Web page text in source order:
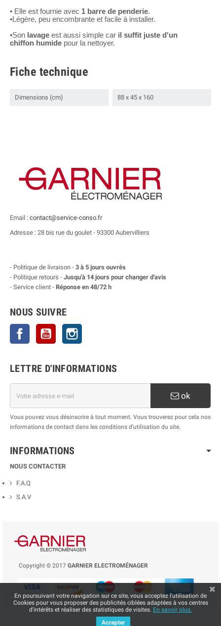
• Elle est fournie avec 1 barre de penderie.
•Légère, peu encombrante et facile à installer.
•Son lavage est aussi simple car il suffit juste d'un
chiffon humide pour la nettoyer.
Fiche technique
Dimensions (cm) 88 x 45 x 160
Email : contact@service-conso.fr
Adresse : 28 bis rue du goulet - 93300 Aubervilliers
- Politique de livraison - 3 à 5 jours ouvrés
- Politique retours - Jusqu'à 14 jours pour changer d'avis
- Service client - Réponse en 48/72 h
NOUS SUIVRE
Facebook YouTube
LETTRE D'INFORMATIONS
ok
Vous pouvez vous désinscrire à tout moment. Vous trouverez pour cela nos
informations de contact dans les conditions d'utilisation du site.
INFORMATIONS
NOUS CONTACTER
F.A.Q
S.A.V
Copyright © 2017 GARNIER ELECTROMÉNAGER
En poursuivant votre navigation sur ce site, vous acceptez l'utilisation de
Cookies pour vous proposer des publicités ciblées adaptées à vos centres
d'intérêts et réaliser des statistiques de visites. En savoir plus.
Accepter